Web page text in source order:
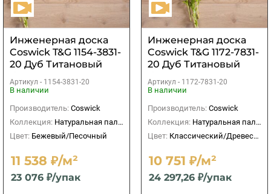
Инженерная доска
Coswick T&G 1154-3831-
20 Дуб Титановый
Артикул - 1154-3831-20
В наличии
Производитель: Coswick
Коллекция: Натуральная палитра
Цвет: Бежевый/Песочный
11 538 ₽/м²
23 076 ₽/упак
Инженерная доска
Coswick T&G 1172-7831-
20 Дуб Титановый
Артикул - 1172-7831-20
В наличии
Производитель: Coswick
Коллекция: Натуральная палитра
Цвет: Классический/Древесный
10 751 ₽/м²
24 297,26 ₽/упак